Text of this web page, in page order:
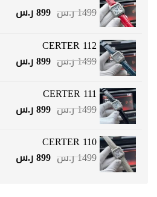
1499ر.س السعر
الأصلي
هو:
1499 ر.س.
899ر.سالسعر
CERTER 112
1499ر.س السعر
الأصلي
هو:
1499 ر.س.
899ر.سالسعر
CERTER 111
1499ر.س السعر
الأصلي
هو:
1499 ر.س.
899ر.سالسعر
CERTER 110
1499ر.س السعر
الأصلي
899ر.سالسعر